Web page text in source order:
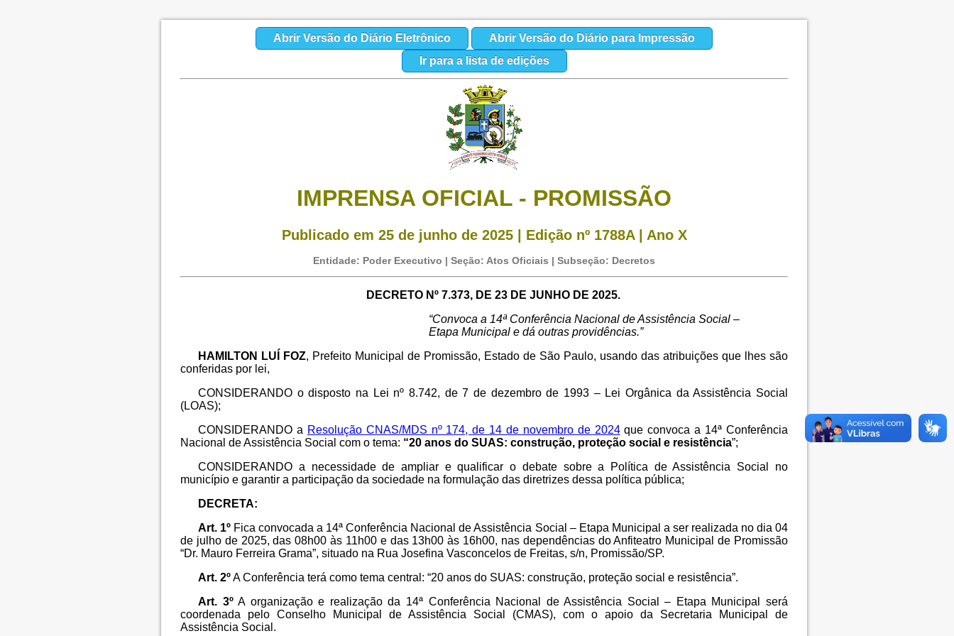
Abrir Versão do Diário Eletrônico
Abrir Versão do Diário para Impressão
Ir para a lista de edições
IMPRENSA OFICIAL - PROMISSÃO
Publicado em 25 de junho de 2025 | Edição nº 1788A | Ano X
Entidade: Poder Executivo | Seção: Atos Oficiais | Subseção: Decretos
DECRETO Nº 7.373, DE 23 DE JUNHO DE 2025.
“Convoca a 14ª Conferência Nacional de Assistência Social –
Etapa Municipal e dá outras providências.”
HAMILTON LUÍ FOZ, Prefeito Municipal de Promissão, Estado de São Paulo, usando das atribuições que lhes são
conferidas por lei,
CONSIDERANDO o disposto na Lei nº 8.742, de 7 de dezembro de 1993 – Lei Orgânica da Assistência Social
(LOAS);
CONSIDERANDO a Resolução CNAS/MDS nº 174, de 14 de novembro de 2024que convoca a 14ª Conferência
Nacional de Assistência Social com o tema: “20 anos do SUAS: construção, proteção social e resistência”;
CONSIDERANDO a necessidade de ampliar e qualificar o debate sobre a Política de Assistência Social no
município e garantir a participação da sociedade na formulação das diretrizes dessa política pública;
DECRETA:
Art. 1º Fica convocada a 14ª Conferência Nacional de Assistência Social – Etapa Municipal a ser realizada no dia 04
de julho de 2025, das 08h00 às 11h00 e das 13h00 às 16h00, nas dependências do Anfiteatro Municipal de Promissão
“Dr. Mauro Ferreira Grama”, situado na Rua Josefina Vasconcelos de Freitas, s/n, Promissão/SP.
Art. 2ºA Conferência terá como tema central: “20 anos do SUAS: construção, proteção social e resistência”.
Art. 3ºA organização e realização da 14ª Conferência Nacional de Assistência Social – Etapa Municipal será
coordenada pelo Conselho Municipal de Assistência Social (CMAS), com o apoio da Secretaria Municipal de
Assistência Social.